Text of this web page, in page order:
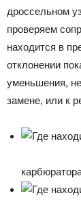
дроссельном
проверяем
находится в
отклонении
уменьшения,
замене, или к